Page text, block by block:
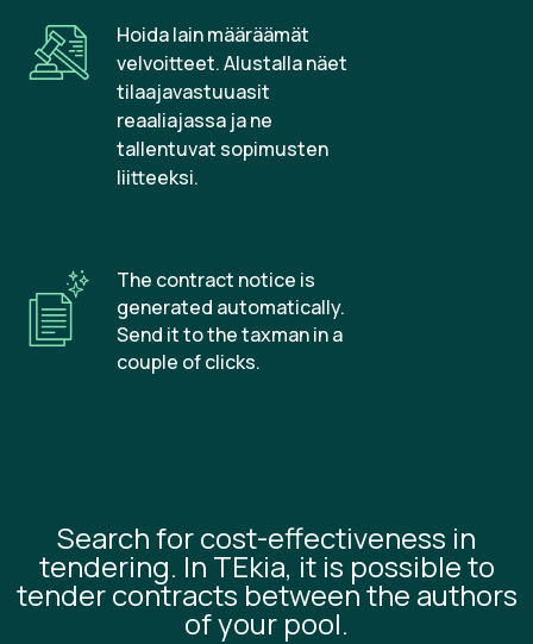
Hoida lain määräämät
velvoitteet. Alustalla näet
tilaajavastuuasit
reaaliajassa ja ne
tallentuvat sopimusten
liitteeksi.
The contract notice is
generated automatically.
Send it to the taxman in a
couple of clicks.
Search for cost-effectiveness in
tendering. In TEkia, it is possible to
tender contracts between the authors
of your pool.